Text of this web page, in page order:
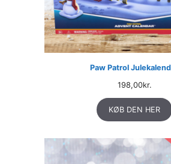
Paw Patrol
198,00kr.
KØB DEN HER